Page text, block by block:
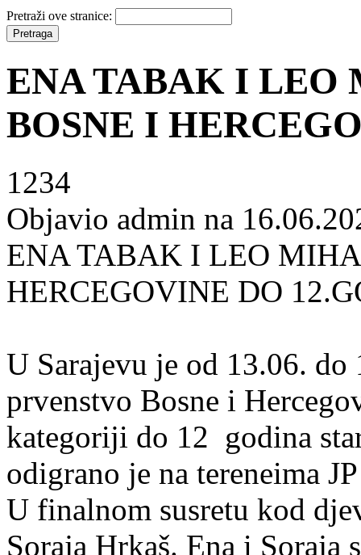
Pretraži ove stranice:
ENA TABAK I LEO
BOSNE I
1234
Objavio admin na
ENA TABAK I LEO
HERCEGOVINE DO
U Sarajevu je od 13.06.
prvenstvo Bosne i
kategoriji do 12 godina
odigrano je na tereneima
U finalnom susretu kod
Soraja Hrkaš. Ena i